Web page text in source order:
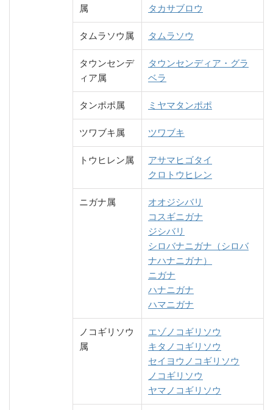
属
タカサブロウ
タムラソウ属 タムラソウ
タウンセンデ
ィア属
タウンセンディア・グラ
ベラ
タンポポ属 ミヤマタンポポ
ツワブキ属 ツワブキ
トウヒレン属
アサマヒゴタイ
クロトウヒレン
ニガナ属
オオジシバリ
コスギニガナ
ジシバリ
シロバナニガナ（シロバ
ナハナニガナ）
ニガナ
ハナニガナ
ハマニガナ
ノコギリソウ
属
エゾノコギリソウ
キタノコギリソウ
セイヨウノコギリソウ
ノコギリソウ
ヤマノコギリソウ